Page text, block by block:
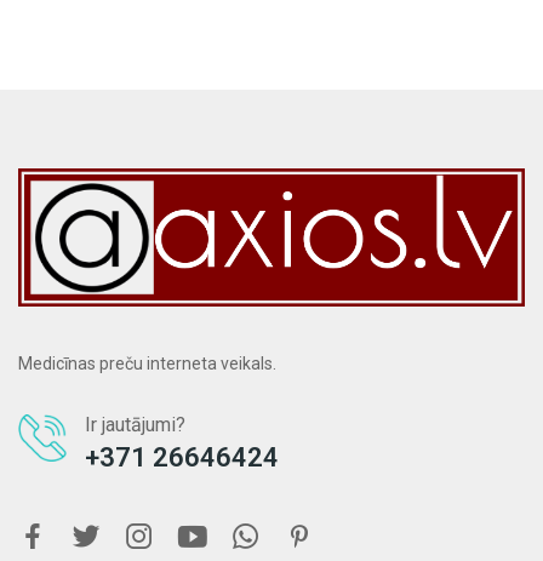
Medicīnas preču interneta veikals.
Ir jautājumi?
+371 26646424